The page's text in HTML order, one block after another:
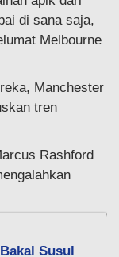
di sana saja,
Melbourne
Manchester
tren
Rashford
Susul